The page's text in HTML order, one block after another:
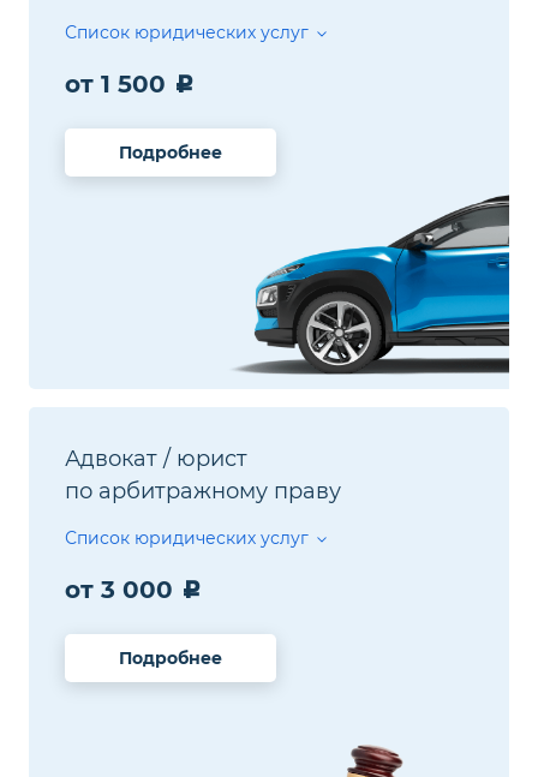
Список юридических услуг
от 1 500
Подробнее
Адвокат / юрист
по арбитражному праву
Список юридических услуг
от 3 000
Подробнее